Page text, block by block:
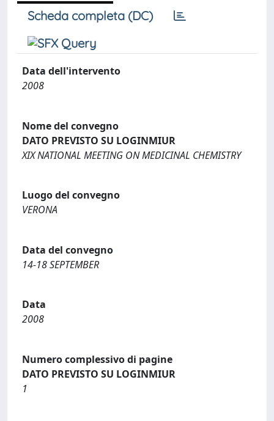
Scheda completa (DC)
Data dell'intervento
2008
Nome del convegno
DATO PREVISTO SU LOGINMIUR
XIX NATIONAL MEETING ON MEDICINAL CHEMISTRY
Luogo del convegno
VERONA
Data del convegno
14-18 SEPTEMBER
Data
2008
Numero complessivo di pagine
DATO PREVISTO SU LOGINMIUR
1